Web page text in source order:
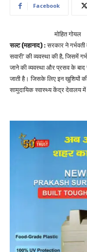
Facebook
मोहित गोयल
सल्ट (महानाद) :सरकार ने
सवारी’ की व्यवस्था की है, जिसमें
जाने की व्यवस्था और प्रसव के बाद
जाती है। जिसके लिए इन खुशियों
सामुदायिक स्वास्थ्य केंद्र देवालय